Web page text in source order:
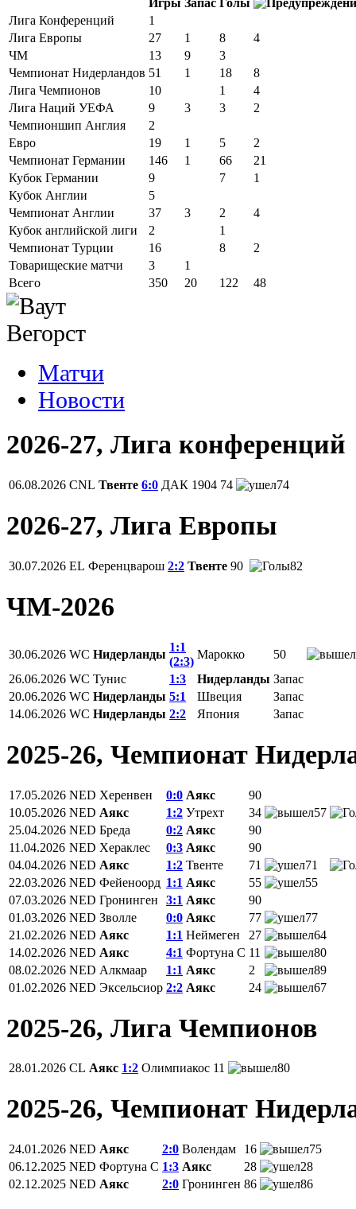
Игры Запас
Голы
Лига Конференций
1
Лига Европы
27 1 8
4
ЧМ
13 9
3
Чемпионат Нидерландов 51 1 18
8
Лига Чемпионов
10 1
4
Лига Наций УЕФА
9 3 3
2
Чемпионшип Англия
2
Евро
19 1 5
2
Чемпионат Германии
146 1 66
21
Кубок Германии
9 7
1
Кубок Англии
5
Чемпионат Англии
37 3 2
4
Кубок английской лиги
2
1
Чемпионат Турции
16 8
2
Товарищеские матчи
3
1
Всего
350 20 122 48
Матчи
Новости
2026-27, Лига конференций
06.08.2026 CNL Твенте 6:0 ДАК 1904 74 74
2026-27, Лига Европы
30.07.2026 EL Ференцварош 2:2 Твенте 90 82
ЧМ-2026
30.06.2026 WC Нидерланды
1:1
(2:3)
Марокко
50
26.06.2026 WC Тунис 1:3 Нидерланды Запас
20.06.2026 WC Нидерланды 5:1 Швеция
Запас
14.06.2026 WC Нидерланды 2:2 Япония Запас
2025-26, Чемпионат
17.05.2026 NED Херенвен 0:0 Аякс
90
10.05.2026 NED Аякс 1:2 Утрехт 34
57
25.04.2026 NED Бреда 0:2 Аякс
90
11.04.2026 NED Хераклес 0:3 Аякс
90
04.04.2026 NED Аякс 1:2 Твенте 71
71
22.03.2026 NED Фейеноорд 1:1 Аякс 55
55
07.03.2026 NED Гронинген 3:1 Аякс
90
01.03.2026 NED Зволле 0:0 Аякс 77
77
21.02.2026 NED Аякс 1:1 Неймеген 27
64
14.02.2026 NED Аякс 4:1 Фортуна С 11
80
08.02.2026 NED Алкмаар 1:1 Аякс 2
89
01.02.2026 NED Эксельсиор 2:2 Аякс 24 67
2025-26, Лига Чемпионов
28.01.2026 CL Аякс 1:2 Олимпиакос 11 80
2025-26, Чемпионат
24.01.2026 NED Аякс 2:0 Волендам 16
75
06.12.2025 NED Фортуна С 1:3 Аякс 28
28
02.12.2025 NED Аякс 2:0 Гронинген 86 86